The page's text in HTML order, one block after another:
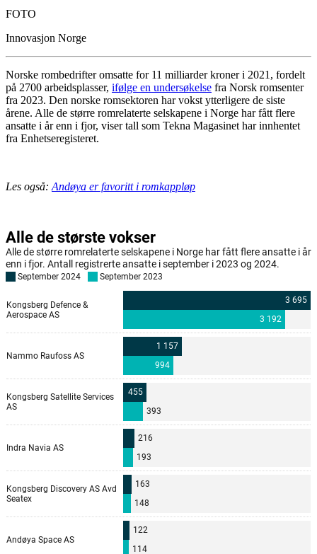
FOTO
Innovasjon Norge
Norske rombedrifter omsatte for 11 milliarder kroner i 2021, fordelt
på 2700 arbeidsplasser, ifølge en undersøkelse fra Norsk romsenter
fra 2023. Den norske romsektoren har vokst ytterligere de siste
årene. Alle de større romrelaterte selskapene i Norge har fått flere
ansatte i år enn i fjor, viser tall som Tekna Magasinet har innhentet
fra Enhetseregisteret.
Les også: Andøya er favoritt i romkappløp